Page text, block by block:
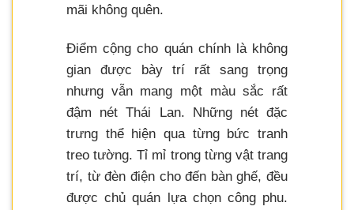
mãi không quên.
Điểm cộng cho quán chính là không
gian được bày trí rất sang trọng
nhưng vẫn mang một màu sắc rất
đậm nét Thái Lan. Những nét đặc
trưng thể hiện qua từng bức tranh
treo tường. Tỉ mỉ trong từng vật trang
trí, từ đèn điện cho đến bàn ghế, đều
được chủ quán lựa chọn công phu.